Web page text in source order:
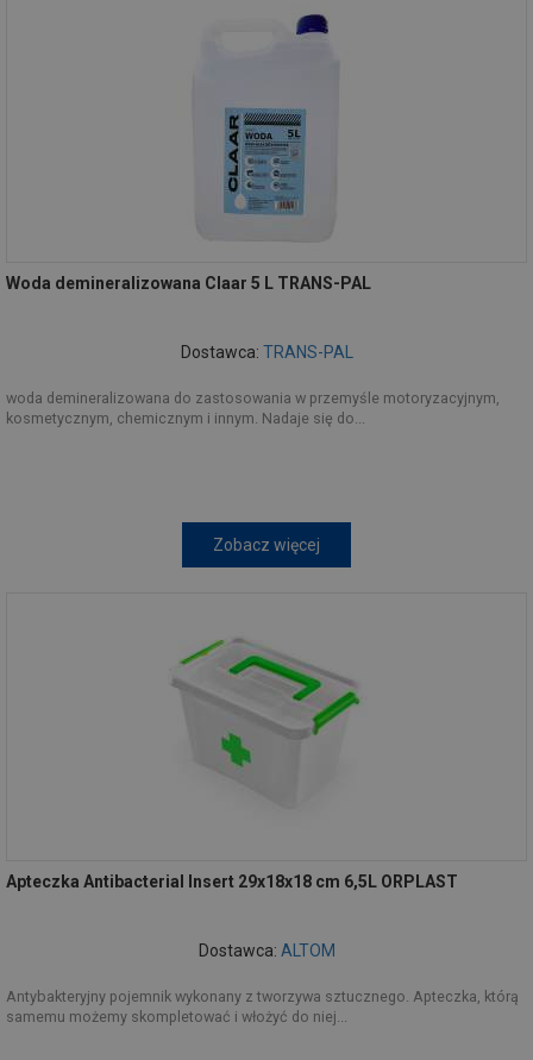
Woda demineralizowana Claar 5 L TRANS-PAL
Dostawca: TRANS-PAL
woda demineralizowana do zastosowania w przemyśle motoryzacyjnym,
kosmetycznym, chemicznym i innym. Nadaje się do...
Zobacz więcej
Apteczka Antibacterial Insert 29x18x18 cm 6,5L ORPLAST
Dostawca: ALTOM
Antybakteryjny pojemnik wykonany z tworzywa sztucznego. Apteczka, którą
samemu możemy skompletować i włożyć do niej...